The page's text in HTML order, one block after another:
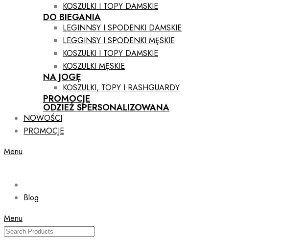
KOSZULKI I TOPY DAMSKIE
DO BIEGANIA
LEGINNSY I SPODENKI DAMSKIE
LEGGINSY I SPODENKI MĘSKIE
KOSZULKI I TOPY DAMSKIE
KOSZULKI MĘSKIE
NA JOGĘ
KOSZULKI, TOPY I RASHGUARDY
PROMOCJE
ODZIEŻ SPERSONALIZOWANA
NOWOŚCI
PROMOCJE
Menu
Blog
Menu